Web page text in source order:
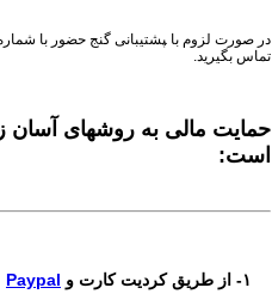
Raghs o Dar In Hayo hooy
e Nazar
Del Ava Ensemble گروه دل آوا
در صورت لزوم با ‍پشتیبانی گنج حضور با
تماس بگیرید.
حمایت مالی به روشهای آسان
است:
Paypal